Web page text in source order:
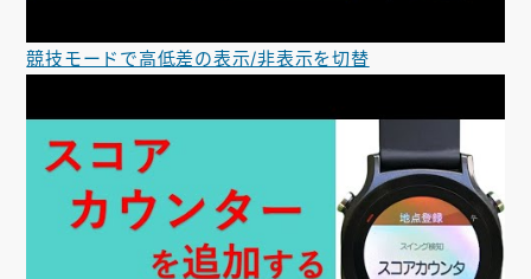
競技モードで高低差の表示/非表示を切替